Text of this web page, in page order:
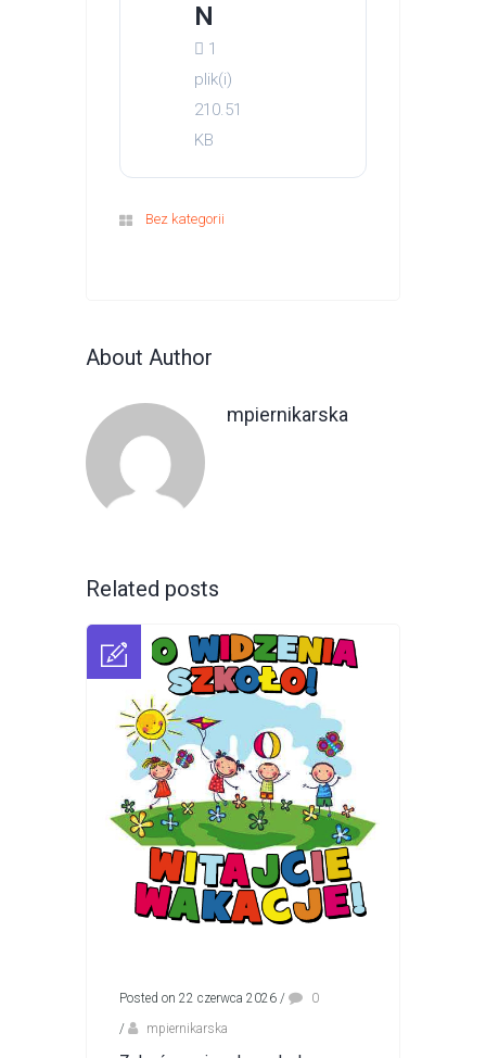
N
1
plik(i)
210.51
KB
Bez kategorii
About Author
mpiernikarska
Related posts
Posted on 22 czerwca 2026 /
0
/
mpiernikarska